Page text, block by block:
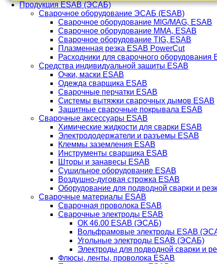
Продукция ESAB (ЭСАБ)
Сварочное оборудование ЭСАБ (ESAB)
Сварочное оборудование MIG/MAG, ESAB
Сварочное оборудование ММА, ESAB
Сварочное оборудование TIG, ESAB
Плазменная резка ESAB PowerCut
Расходники для сварочного оборудования
Средства индивидуальной защиты ESAB
Очки, маски ESAB
Одежда сварщика ESAB
Сварочные перчатки ESAB
Системы вытяжки сварочных дымов ESAB
Защитные сварочные покрывала ESAB
Сварочные аксессуары ESAB
Химические жидкости для сварки ESAB
Электрододержатели и разъемы ESAB
Клеммы заземления ESAB
Инструменты сварщика ESAB
Шторы и занавесы ESAB
Сушильное оборудование ESAB
Воздушно-дуговая строжка ESAB
Оборудование для подводной сварки и
Сварочные материалы ESAB
Сварочная проволока ESAB
Сварочные электроды ESAB
ОК 46.00 ESAB (ЭСАБ)
Вольфрамовые электроды ESAB
Угольные электроды ESAB (ЭСАБ)
Электроды для подводной сварки и
Флюсы, ленты, проволока ESAB